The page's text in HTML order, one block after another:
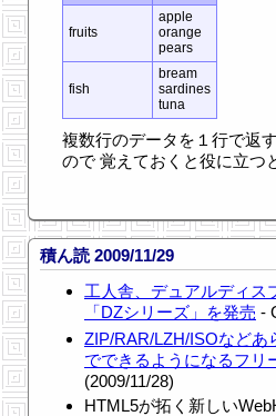
fruits
apple
orange
pears
fish
bream
sardines
tuna
複数行のデータを１行で返
ので 覚えておくと役に立つ
積ん読 2009/11/29
工人舎、デュアルディス
「DZシリーズ」を発売 -
ZIP/RAR/LZH/ISOなどあ
でできるようになるフリ
(2009/11/28)
HTML5が拓く新しい